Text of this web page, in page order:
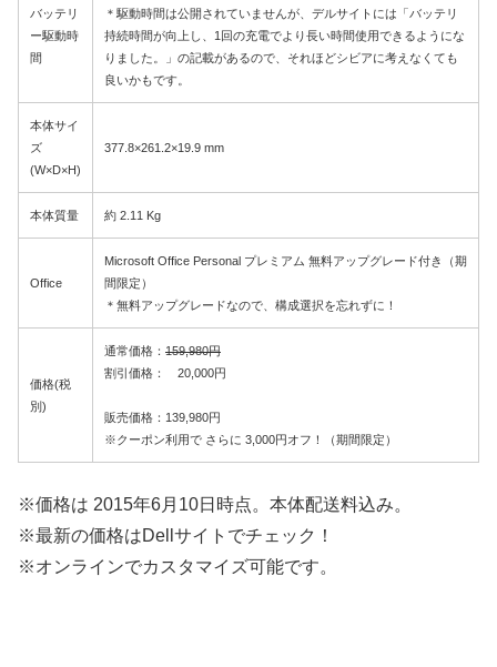
バッテリ
ー駆動時
間
＊駆動時間は公開されていませんが、デルサイトには「バッテリ
持続時間が向上し、1回の充電でより長い時間使用できるようにな
りました。」の記載があるので、それほどシビアに考えなくても
良いかもです。
本体サイ
ズ
(W×D×H)
377.8×261.2×19.9 mm
本体質量 約 2.11 Kg
Office
Microsoft Office Personal プレミアム 無料アップグレード付き（期
間限定）
＊無料アップグレードなので、構成選択を忘れずに！
価格(税
別)
通常価格： 159,980円
割引価格： 20,000円
販売価格：139,980円
※クーポン利用で さらに 3,000円オフ！（期間限定）
※価格は 2015年6月10日時点。本体配送料込み。
※最新の価格はDellサイトでチェック！
※オンラインでカスタマイズ可能です。